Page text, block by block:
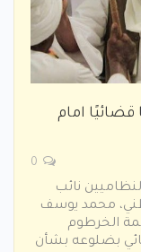
امام
نائب
محمد يوسف
الخرطوم
بضلوعه بشأن